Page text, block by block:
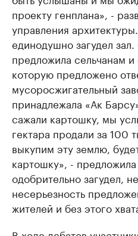
проекту генплана», -
управления
единодушно загудел
предложила сельчанам
которую предложено
мусоросжигательный
принадлежала «Ак
сажали картошку, мы
гектара продали за 100
выкупим эту землю,
картошку», -
одобрительно загудел,
несерьезность
жителей и без этого